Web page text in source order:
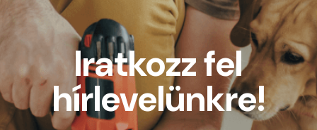
kerül felszámolásra.
Iratkozz fel
hírlevelünkre!